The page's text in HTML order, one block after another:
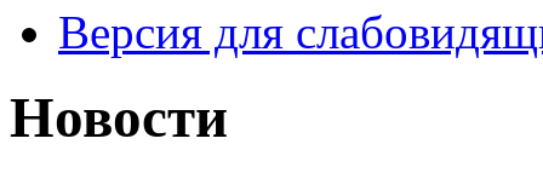
Версия для
Новости